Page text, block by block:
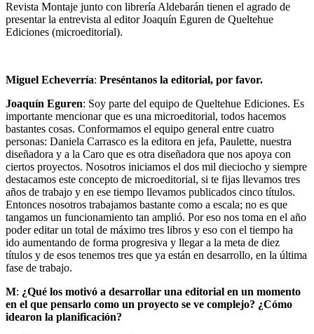
Revista Montaje junto con librería Aldebarán tienen el agrado de
presentar la entrevista al editor Joaquín Eguren de Queltehue
Ediciones (microeditorial).
Miguel Echeverría: Preséntanos la editorial, por favor.
Joaquín Eguren: Soy parte del equipo de Queltehue Ediciones. Es
importante mencionar que es una microeditorial, todos hacemos
bastantes cosas. Conformamos el equipo general entre cuatro
personas: Daniela Carrasco es la editora en jefa, Paulette, nuestra
diseñadora y a la Caro que es otra diseñadora que nos apoya con
ciertos proyectos. Nosotros iniciamos el dos mil dieciocho y siempre
destacamos este concepto de microeditorial, si te fijas llevamos tres
años de trabajo y en ese tiempo llevamos publicados cinco títulos.
Entonces nosotros trabajamos bastante como a escala; no es que
tangamos un funcionamiento tan amplió. Por eso nos toma en el año
poder editar un total de máximo tres libros y eso con el tiempo ha
ido aumentando de forma progresiva y llegar a la meta de diez
títulos y de esos tenemos tres que ya están en desarrollo, en la última
fase de trabajo.
M: ¿Qué los motivó a desarrollar una editorial en un momento
en el que pensarlo como un proyecto se ve complejo? ¿Cómo
idearon la planificación?